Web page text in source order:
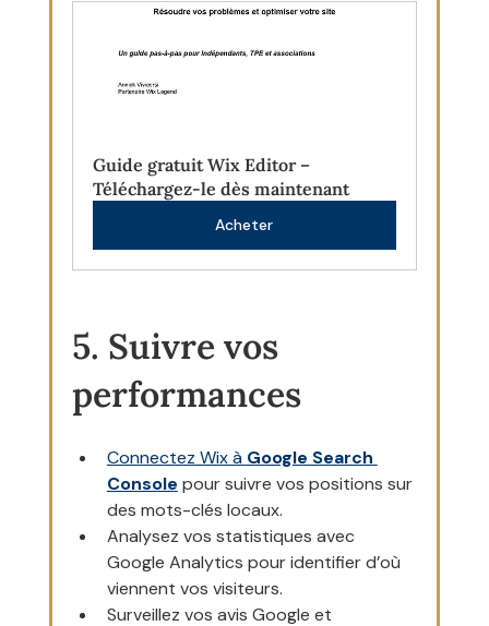
Guide gratuit Wix Editor –
Téléchargez-le dès maintenant
Acheter
5. Suivre vos
performances
Connectez Wix à Google Search
Console pour suivre vos positions sur
des mots-clés locaux.
Analysez vos statistiques avec
Google Analytics pour identifier d’où
viennent vos visiteurs.
Surveillez vos avis Google et